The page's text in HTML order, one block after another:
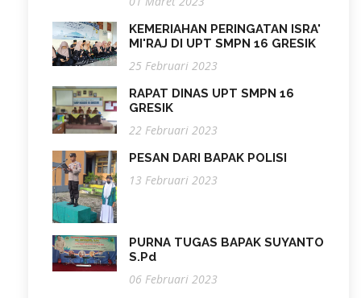
KEMERIAHAN PERINGATAN ISRA'
MI'RAJ DI UPT SMPN 16 GRESIK
25 Februari 2023
RAPAT DINAS UPT SMPN 16
GRESIK
22 Februari 2023
PESAN DARI BAPAK POLISI
13 Februari 2023
PURNA TUGAS BAPAK SUYANTO
S.Pd
06 Februari 2023